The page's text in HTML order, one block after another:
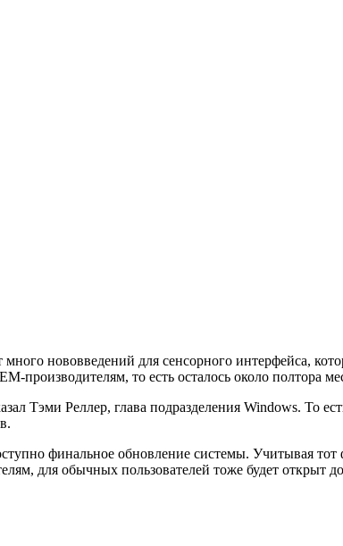
нововведений для сенсорного интерфейса,
производителям, то есть осталось около полтора
Тэми Реллер, глава подразделения Windows. То
финальное обновление системы. Учитывая тот
для обычных пользователей тоже будет